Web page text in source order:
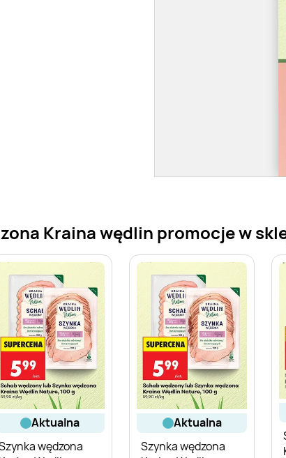
Kraina wędlin promocje w
aktualna
wędzona
aktualna
Szynka wędzona